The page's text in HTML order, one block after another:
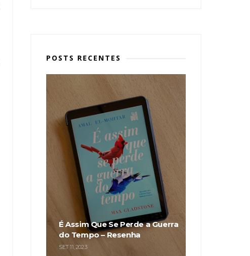
POSTS RECENTES
É Assim Que Se Perde a Guerra
do Tempo – Resenha
SET 11, 2023